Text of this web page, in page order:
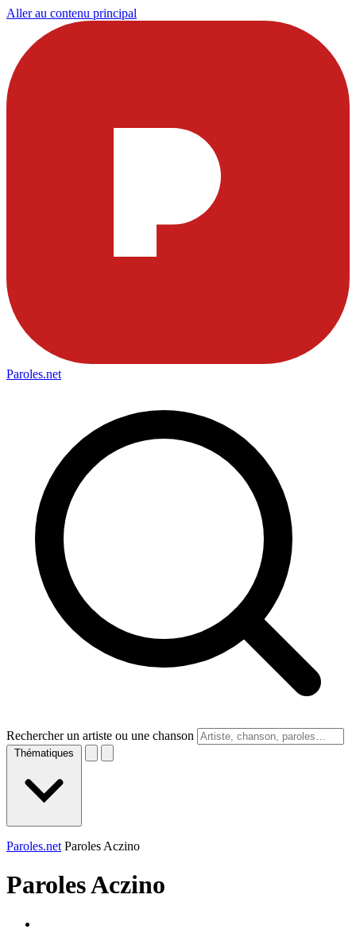
Aller au contenu principal
Paroles.net
Rechercher un artiste ou une chanson
Thématiques
Paroles.net Paroles Aczino
ParolesAczino